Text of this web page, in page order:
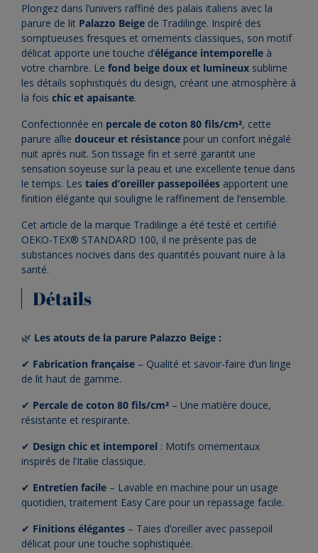
Plongez dans l’univers raffiné des palais italiens avec la
parure de lit Palazzo Beige de Tradilinge. Inspiré des
somptueuses fresques et ornements classiques, son motif
délicat apporte une touche d’élégance intemporelle à
votre chambre. Le fond beige doux et lumineux sublime
les détails sophistiqués du design, créant une atmosphère à
la fois chic et apaisante.
Confectionnée en percale de coton 80 fils/cm², cette
parure allie douceur et résistance pour un confort inégalé
nuit après nuit. Son tissage fin et serré garantit une
sensation soyeuse sur la peau et une excellente tenue dans
le temps. Les taies d’oreiller passepoilées apportent une
finition élégante qui souligne le raffinement de l’ensemble.
Cet article de la marque Tradilinge a été testé et certifié
OEKO-TEX® STANDARD 100, il ne présente pas de
substances nocives dans des quantités pouvant nuire à la
santé.
Détails
🌿 Les atouts de la parure Palazzo Beige :
✔ Fabrication française – Qualité et savoir-faire d’un linge
de lit haut de gamme.
✔ Percale de coton 80 fils/cm² – Une matière douce,
résistante et respirante.
✔ Design chic et intemporel : Motifs ornementaux
inspirés de l’Italie classique.
✔ Entretien facile – Lavable en machine pour un usage
quotidien, traitement Easy Care pour un repassage facile.
✔ Finitions élégantes – Taies d’oreiller avec passepoil
délicat pour une touche sophistiquée.